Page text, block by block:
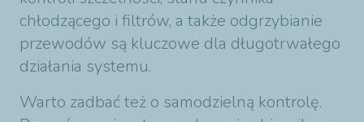
chłodzącego i filtrów, a także odgrzybianie
przewodów są kluczowe dla długotrwałego
działania systemu.
Warto zadbać też o samodzielną kontrolę.